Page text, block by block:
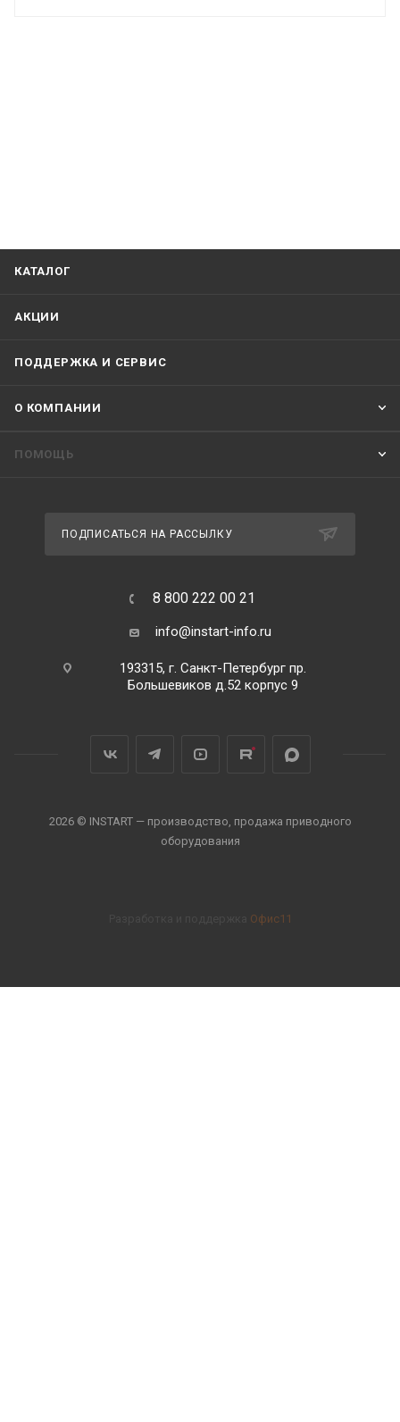
КАТАЛОГ
АКЦИИ
ПОДДЕРЖКА И СЕРВИС
О КОМПАНИИ
ПОМОЩЬ
ПОДПИСАТЬСЯ НА РАССЫЛКУ
8 800 222 00 21
info@instart-info.ru
193315, г. Санкт-Петербург пр.
Большевиков д.52 корпус 9
2026 © INSTART — производство, продажа приводного
оборудования
Офис11